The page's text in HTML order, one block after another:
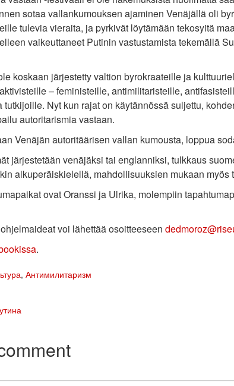
sotaa vallankumouksen ajaminen Venäjällä oli
tulevia vieraita, ja pyrkivät löytämään tekosyitä
vaikeuttaneet Putinin vastustamista tekemällä
koskaan järjestetty valtion byrokraateille ja
– feministeille, antimilitaristeille,
Nyt kun rajat on käytännössä suljettu,
autoritarismia vastaan.
Venäjän autoritäärisen vallan kumousta, loppua
järjestetään venäjäksi tai englanniksi, tulkkaus
alkuperäiskielellä, mahdollisuuksien mukaan myös
ovat Oranssi ja Ulrika, molempiin
voi lähettää osoitteeseen
.
, Антимилитаризм